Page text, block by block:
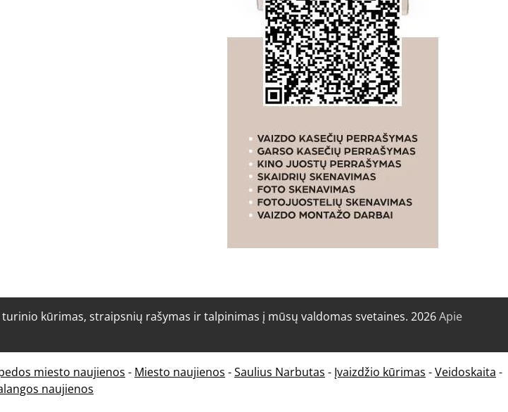
turinio kūrimas, straipsnių rašymas ir talpinimas į mūsų valdomas svetaines. 2026Apie
miesto naujienos - Miesto naujienos -Saulius Narbutas - Įvaizdžio kūrimas -Veidoskaita -
naujienos